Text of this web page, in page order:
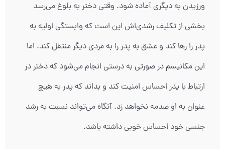
ورزیدن به دیگری آماده شود. وقتی دختر به بلوغ می‌رسد
بخشی از تکلیف رشدی‌اش این است که وابستگی اولیه به
پدر را رها کند و عشق به پدر را به مردی دیگر منتقل کند. اما
این مکانیسم در صورتی به درستی انجام می‌شود که دختر در
ارتباط با پدر احساس امنیت کند و بداند که پدر به هیچ
عنوان به او صدمه نخواهد زد. آنگاه می‌تواند نسبت به رشد
جنسی خود احساس خوبی داشته باشد.